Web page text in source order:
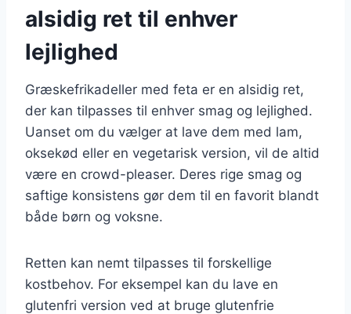
alsidig ret til enhver
lejlighed
Græskefrikadeller med feta er en alsidig ret,
der kan tilpasses til enhver smag og lejlighed.
Uanset om du vælger at lave dem med lam,
oksekød eller en vegetarisk version, vil de altid
være en crowd-pleaser. Deres rige smag og
saftige konsistens gør dem til en favorit blandt
både børn og voksne.
Retten kan nemt tilpasses til forskellige
kostbehov. For eksempel kan du lave en
glutenfri version ved at bruge glutenfrie